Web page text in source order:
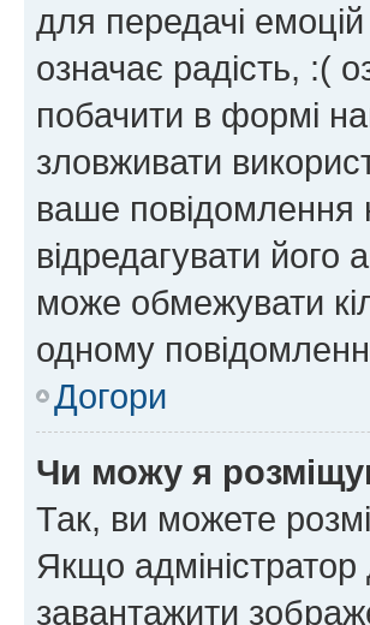
для передачі
означає радість, :(
побачити в формі
зловживати
ваше повідомлення
відредагувати
може обмежувати
одному
Догори
Чи можу я
Так, ви можете
Якщо
завантажити